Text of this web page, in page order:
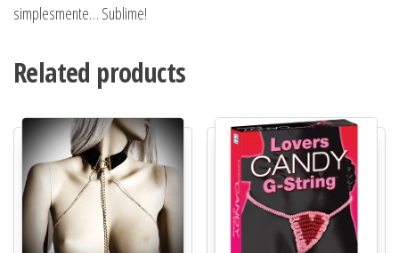
simplesmente… Sublime!
Related products